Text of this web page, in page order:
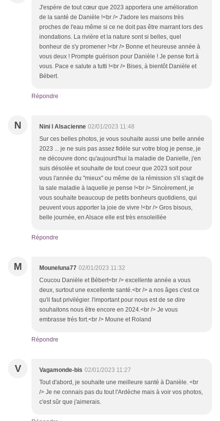
J'espère de tout cœur que 2023 apportera une amélioration
de la santé de Danièle !<br /> J'adore les maisons très
proches de l'eau même si ce ne doit pas être marrant lors des
inondations. La rivière et la nature sont si belles, quel
bonheur de s'y promener !<br /> Bonne et heureuse année à
vous deux ! Prompte guérison pour Danièle ! Je pense fort à
vous. Pace e salute a tutti !<br /> Bises, à bientôt Danièle et
Bébert.
Répondre
N Nini l Alsacienne 02/01/2023 11:48
Sur ces belles photos, je vous souhaite aussi une belle année
2023 ... je ne suis pas assez fidèle sur votre blog je pense, je
ne découvre donc qu'aujourd'hui la maladie de Danielle, j'en
suis désolée et souhaite de tout coeur que 2023 soit pour
vous l'année du "mieux" ou même de la rémission s'il s'agit de
la sale maladie à laquelle je pense !<br /> Sincèrement, je
vous souhaite beaucoup de petits bonheurs quotidiens, qui
peuvent vous apporter la joie de vivre !<br /> Gros bisous,
belle journée, en Alsace elle est très ensoleillée
Répondre
M Mouneluna77 02/01/2023 11:32
Coucou Danièle et Bébert<br /> excellente année a vous
deux, surtout une excellente santé.<br /> a nos âges c'est ce
qu'il faut privilégier. l'important pour nous est de se dire
souhaitons nous être encore en 2024.<br /> Je vous
embrasse trés fort.<br /> Moune et Roland
Répondre
V Vagamonde-bis 02/01/2023 11:27
Tout d'abord, je souhaite une meilleure santé à Danièle. <br
/> Je ne connais pas du tout l'Ardèche mais à voir vos photos,
c'est sûr que j'aimerais.